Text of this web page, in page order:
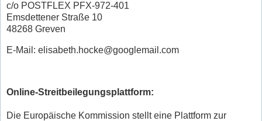
c/o POSTFLEX PFX-972-401
Emsdettener Straße 10
48268 Greven
E-Mail: elisabeth.hocke@googlemail.com
Online-Streitbeilegungsplattform:
Die Europäische Kommission stellt eine Plattform zur